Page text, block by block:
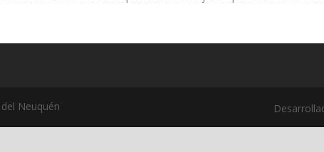
Neuquén